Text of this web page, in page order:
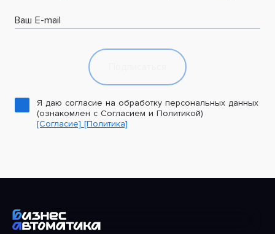
Ваш E-mail
Я даю согласие на обработку персональных данных
(ознакомлен с Согласием и Политикой)
[Согласие] [Политика]